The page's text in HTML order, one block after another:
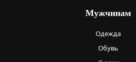
Мужчинам
Одежда
Обувь